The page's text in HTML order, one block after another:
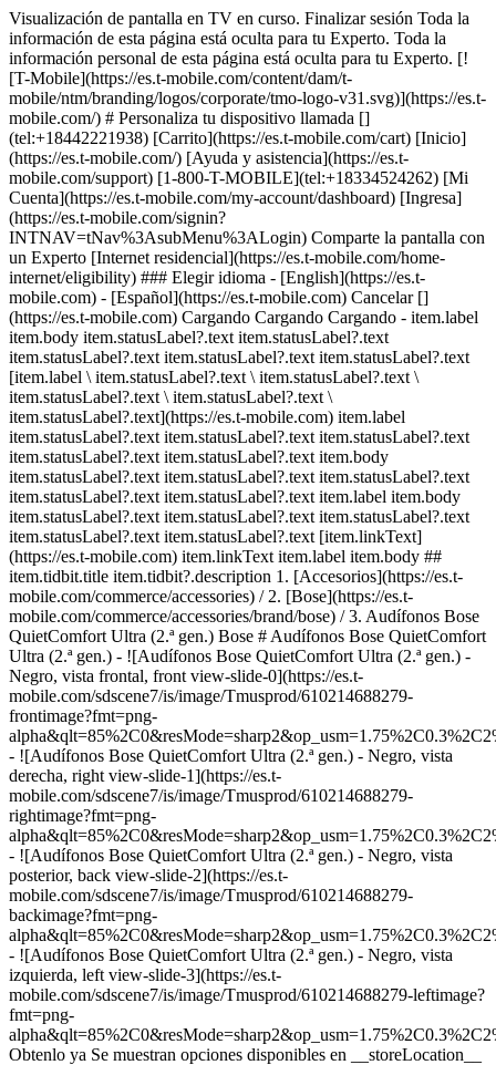
Visualización de pantalla en TV en curso. Finalizar sesión Toda la
información de esta página está oculta para tu Experto. Toda la
información personal de esta página está oculta para tu Experto. [!
[T-Mobile](https://es.t-mobile.com/content/dam/t-
mobile/ntm/branding/logos/corporate/tmo-logo-v31.svg)](https://es.t-
mobile.com/) # ​​​​​​​Personaliza tu dispositivo llamada []
(tel:+18442221938) [Carrito](https://es.t-mobile.com/cart) [Inicio]
(https://es.t-mobile.com/) [Ayuda y asistencia](https://es.t-
mobile.com/support) [1-800-T-MOBILE](tel:+18334524262) [Mi
Cuenta](https://es.t-mobile.com/my-account/dashboard) [Ingresa]
(https://es.t-mobile.com/signin?
INTNAV=tNav%3AsubMenu%3ALogin) Comparte la pantalla con
un Experto [Internet residencial](https://es.t-mobile.com/home-
internet/eligibility) ### Elegir idioma - [English](https://es.t-
mobile.com) - [Español](https://es.t-mobile.com) Cancelar []
(https://es.t-mobile.com) Cargando Cargando Cargando - item.label
item.body item.statusLabel?.text item.statusLabel?.text
item.statusLabel?.text item.statusLabel?.text item.statusLabel?.text
[item.label \ item.statusLabel?.text \ item.statusLabel?.text \
item.statusLabel?.text \ item.statusLabel?.text \
item.statusLabel?.text](https://es.t-mobile.com) item.label
item.statusLabel?.text item.statusLabel?.text item.statusLabel?.text
item.statusLabel?.text item.statusLabel?.text item.body
item.statusLabel?.text item.statusLabel?.text item.statusLabel?.text
item.statusLabel?.text item.statusLabel?.text item.label item.body
item.statusLabel?.text item.statusLabel?.text item.statusLabel?.text
item.statusLabel?.text item.statusLabel?.text [item.linkText]
(https://es.t-mobile.com) item.linkText item.label item.body ##
item.tidbit.title item.tidbit?.description 1. [Accesorios](https://es.t-
mobile.com/commerce/accessories) / 2. [Bose](https://es.t-
mobile.com/commerce/accessories/brand/bose) / 3. Audífonos Bose
QuietComfort Ultra (2.ª gen.) Bose # Audífonos Bose QuietComfort
Ultra (2.ª gen.) - ![Audífonos Bose QuietComfort Ultra (2.ª gen.) -
Negro, vista frontal, front view-slide-0](https://es.t-
mobile.com/sdscene7/is/image/Tmusprod/610214688279-
frontimage?fmt=png-
- ![Audífonos Bose QuietComfort Ultra (2.ª gen.) - Negro, vista
derecha, right view-slide-1](https://es.t-
mobile.com/sdscene7/is/image/Tmusprod/610214688279-
rightimage?fmt=png-
- ![Audífonos Bose QuietComfort Ultra (2.ª gen.) - Negro, vista
posterior, back view-slide-2](https://es.t-
mobile.com/sdscene7/is/image/Tmusprod/610214688279-
backimage?fmt=png-
- ![Audífonos Bose QuietComfort Ultra (2.ª gen.) - Negro, vista
izquierda, left view-slide-3](https://es.t-
mobile.com/sdscene7/is/image/Tmusprod/610214688279-leftimage?
fmt=png-
Obtenlo ya Se muestran opciones disponibles en __storeLocation__ ## Personaliza tu accesorio Ver todas las ofertas 0 ### __Color:__ Color: ### __Color:__ Negro Color: Negro Blanco En existencia __Obtenlo ya__ Comprar en __storeLocation__ No se ha podido recuperar información de la tienda. __Recogerlo en una tienda__ Se muestran artículos en __storeLocation__ No se ha podido recuperar información de la tienda. __stockStatusLabel__, storeLocation o __enviarlo__ al seleccionar Enviármelo en el carrito. ### Opciones de entrega Deseo que me lo envíen Fecha de envío est. Aug 7 - Aug 10 Recogerlo en una tienda stockStatusLabel storeLocation (storeDistance mi) [Editar ubicación](#) Encuentra una tienda cerca [Editar ubicación](#) __Agotado__ __Agotado__ __En existencia__ Cargando Cargando Cargando Cargando Cargando Cargando Cargando Cargando Cargando Cargando Cargando Cargando Cargando Cargando opciones de entrega, por favor espera Método de entrega Entrega el mismo día No disponible en currentZipCode Recíbelo alrededor de las expectedDeliveryTime Costo de entrega real: $9.99 Costo de entrega con descuento: gratis Recoger en la tienda Agotado en storeName Hoy en storeName Gratis Envío No disponible Fecha de envío estimada: shippingDate Gratis Método de entrega Entrega el mismo día No disponible en currentZipCode Recíbelo alrededor de las expectedDeliveryTime Costo de entrega real: $9.99 Costo de entrega con descuento: gratis Entrega el mismo día No disponible en currentZipCode Recíbelo alrededor de las expectedDeliveryTime Costo de entrega real: $9.99 Costo de entrega con descuento: gratis Recoger en la tienda Agotado en storeName Hoy en storeName Gratis Recoger en la tienda Agotado en storeName Hoy en storeName Gratis Envío No disponible Fecha de envío estimada: shippingDate Gratis Envío No disponible Fecha de envío estimada: Aug 7 - Aug 10 Gratis __Tu tienda:__ [storeLocation (storeDistance mi)](#) Encuentra una tienda cerca [Editar ubicación](#) No disponible en currentZipCode No disponible en # Entregar a currentZipCode Editar ubicación # Enviar a currentZipCode __¿Eres un cliente nuevo o existente?__ Cliente existente Cliente nuevo __Bienvenido a T-Mobile (cliente nuevo)__ Editar __Elegir una opción de pago__ __Pagar mensualmente__ A pagar hoy $0.00 + impuestos $37.50/mes por 12 meses __Pagar el monto total__ $449.99 \+ impuesto Si eliges pagar mensualmente y cancelas el servicio móvil, deberás pagar el saldo restante del accesorio. Para clientes elegibles. Tasa de interés anual de 0%. Se requiere servicio elegible. [](https://es.t-mobile.com) __Con plan de pago: actualMonthlyValue/mes por paymentTerms meses, sin intereses.__ A pagar hoy dueToday + impuestos y otros cargos __Precio sin descuento: payInFullStrikeThroughValue payInFull__ + impuesto Si eliges pagar mensualmente y cancelas el servicio móvil, deberás pagar el saldo restante del dispositivo. Solo para clientes elegibles. 0% de interés anual (APR). Se requiere compra mínima de $49 en accesorios y servicio elegible. [](https://es.t-mobile.com) 1 Quantity 1 Agregar ( mi) __¿Deseas recibirlo antes?__ Encontrar tiendas cercanas Información general Detalles ![Una mujer mira hacia un lado mientras escucha música con unos audífonos dorados.](https://es.t-mobile.com/sdscene7/is/image/Tmusprod/610214688279_Bose_Quiet-Comfort_Ultra-Headphones_2nd-Gen_White-Smoke_Lifestyle:1x1?fmt=jpg&qlt=84%2C0&resMode=sharp2&op_usm=1.75%2C0.3%2C2%2C0) ### Despierta tu sonido. [Despierta tu sonido.](https://es.t-mobile.com) Despierta tu sonido. La mejor cancelación de ruido de Bose en unos audífonos con audio espacializado para una experiencia auditiva más envolvente, sin importar el contenido o la fuente. Diseño de primera y materiales de lujo para una comodidad sin igual, para que puedas sumergirte aún más en tus canciones y sonidos favoritos. ## Despierta tu sonido. ![Una mujer reflexiona mientras escucha música con unos audífonos negros.](https://es.t-mobile.com/sdscene7/is/image/Tmusprod/610214688279_Bose_Quiet-Comfort_Ultra-Headphones_2nd-Gen_Black_MEA_Localized:1x1?fmt=jpg&qlt=84%2C0&resMode=sharp2&op_usm=1.75%2C0.3%2C2%2C0) ### Superinmersivo. Supercinematográfico. [Superinmersivo. Supercinematográfico.](https://es.t-mobile.com) Superinmersivo. Supercinematográfico. El audio envolvente de Bose amplía los límites de lo que significa escuchar. Te permite situar espacialmente lo que estás escuchando, sacándolo de tu cabeza y colocándolo frente a ti, lo que te coloca en el punto acústico óptimo. Y con el nuevo Modo Cine, tus videos favoritos cobran vida de una forma totalmente nueva. Conéctate a tu dispositivo favorito y esta sofisticada función espacializará y equilibrará el sonido de fondo y los efectos de sonido, para que disfrutes de una experiencia cinematográfica dondequiera que vayas. ## Superinmersivo. Supercinematográfico. ![Una mano sujetando unos audífonos negros por la parte del medio.](https://es.t-mobile.com/sdscene7/is/image/Tmusprod/610214688279_Bose_Quiet-Comfort_Ultra-Headphones_2nd-Gen_Black_Immersive-Audio_1:1x1?fmt=jpg&qlt=84%2C0&resMode=sharp2&op_usm=1.75%2C0.3%2C2%2C0) ### Lucen elegantes. Ofrecen una sensación de lujo. [Lucen elegantes. Ofrecen una sensación de lujo.](https://es.t-mobile.com) Lucen elegantes. Ofrecen una sensación de lujo. Modernos, elegantes, sofisticados. Con un nuevo acabado de alta calidad y materiales metálicos refinados, tu experiencia auditiva ahora es aún más elegante. Las almohadillas mullidas envuelven tus oídos en un suave abrazo, mientras que la diadema distribuye la presión de manera uniforme, garantizando un ajuste perfecto y cómodo durante todo el día. ## Lucen elegantes. Ofrecen una sensación de lujo. ![Un hombre posa sonriendo con unos audífonos azules puestos.](https://es.t-mobile.com/sdscene7/is/image/Tmusprod/610214688279_Bose_Quiet-Comfort_Ultra-Headphones_2nd-Gen_Black_11:1x1?fmt=jpg&qlt=84%2C0&resMode=sharp2&op_usm=1.75%2C0.3%2C2%2C0) ### Sonido sin pérdidas personalizado. [Sonido sin pérdidas personalizado.](https://es.t-mobile.com) Sonido sin pérdidas personalizado. La magia de la tecnología CustomTune: analiza automáticamente tus orejas y adapta el rendimiento sonoro de los audífonos QC Ultra a su forma única. ¿El resultado? Un sonido hecho a tu medida y personalizado para ti. Y ahora, con el audio USB, disfrutarás de un sonido nítido y sin pérdidas que revela cada matiz, para que puedas escuchar tu canción favorita como si fuera la primera vez. ## Sonido sin pérdidas personalizado. ![Un hombre está recostado con unos audífonos oscuros puestos.](https://es.t-mobile.com/sdscene7/is/image/Tmusprod/610214688279_Bose_Quiet-Comfort_Ultra-Headphones_2nd-Gen_Black_10:1x1?fmt=jpg&qlt=84%2C0&resMode=sharp2&op_usm=1.75%2C0.3%2C2%2C0) ### Elimina el ruido. [Elimina el ruido.](https://es.t-mobile.com) Elimina el ruido. La mejor tecnología de cancelación de ruido de Bose para audífonos te permite hacer lo que tengas que hacer sin interrupciones. ¿El fuerte zumbido de un avión? ¿Te molesta el parloteo de la oficina? ¿Hay un televisor encendido en otra habitación? Silenciado. ## Elimina el ruido. ![Un hombre cierra los ojos pensativo mientras escucha música con unos audífonos plateados.](https://es.t-mobile.com/sdscene7/is/image/Tmusprod/610214688262_Bose_Quiet-Comfort_Ultra-Headphones_2nd-Gen_White_9:1x1?fmt=jpg&qlt=84%2C0&resMode=sharp2&op_usm=1.75%2C0.3%2C2%2C0) ### Dura todo el día y más. [Dura todo el día y más.](https://es.t-mobile.com) Dura todo el día y más. Los audífonos QC Ultra ofrecen hasta 30 horas de reproducción con una sola carga (hasta 23 horas con audio inmersivo). ¿Necesitas una recarga rápida? Una carga de 15 minutos te da hasta 2.5 horas de autonomía (hasta 2 horas con audio inmersivo). Estos audífonos son ideales para hacer varias cosas a la vez: puedes cargarlos con el cable USB mientras escuchas música al mismo tiempo. ## Dura todo el día y más. Bose, Acoustic Noise Cancelling, CustomTune, QC, QuietComfort y SimpleSync son marcas comerciales de Bose Corporation. La marca denominativa y los logotipos de Bluetooth® son marcas comerciales registradas propiedad de Bluetooth SIG, Inc. y cualquier uso de dichas marcas por parte de Bose Corporation se realiza bajo licencia. Google y Android son marcas comerciales de Google LLC. Snapdragon Sound es un producto de Qualcomm Technologies, Inc. y/o sus subsidiarias. Snapdragon y Snapdragon Sound son marcas comerciales o marcas registradas de Qualcomm Incorporated. USB Type-C® y USB-C® son marcas comerciales registradas de USB Implementers Forum. ![](https://es.t-mobile.com/24/_mp.v3ajFBajVudW9HZW9RVTZBWmh1ZncybkU0VkNDU2x4WmFTZGRKYVRzTGliYURSZDBRZ25Dc05KUWhibmJ6SVp5b3U._mp.ve/_delivery-p120753-e1224752_adobeaemcloud_com/adobe/assets/urn:aaid:aem:0681b39a-9e81-4d6f-b03e-edc81bbbe06a/as/asset.jpg) ### Otras características * * * Audio espacializado + sonido superinmersivo, los mejores audífonos con cancelación de ruido de Bose, tecnología CustomTune para un sonido personalizado, audio USB para un sonido sin pérdidas, materiales premium, comodidad lujosa, hasta 30 horas de duración de la batería (hasta 23 horas con audio inmersivo), reducción de ruido de fondo basada en IA para llamadas increíblemente nítidas, detección de colocación (encendido/apagado) con función de desconexión al apoyar los audífonos, control de toque deslizante de volumen, modos Quiet, Aware, Immersion y Cinema, Bluetooth Core 5.4 con conectividad multipunto, app Bose, Spotify Tap, certificación Snapdragon Sound para Android, Google Fast Pair. ### ¿Qué hay en la caja? * * * - Audífonos - Estuche - cable - Guía rápida para comenzar ### Detalles adicionales de especificaciones * * * __Peso__ 1.05 lb * * * __Duración__ 8.4 pulgadas * * * __Altura__ 2.18 pulgadas * * * __Ancho__ 6.12 pulgadas * * * [](https://es.t-